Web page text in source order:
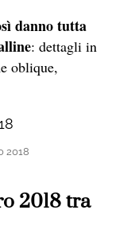
danno tutta
: dettagli in
oblique,
2018
2018 tra